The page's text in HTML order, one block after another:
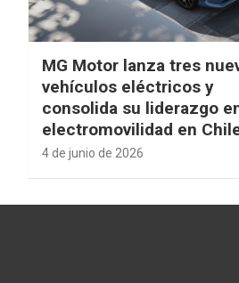
MG Motor lanza tres
vehículos eléctricos y
consolida su liderazgo
electromovilidad en
4 de junio de 2026